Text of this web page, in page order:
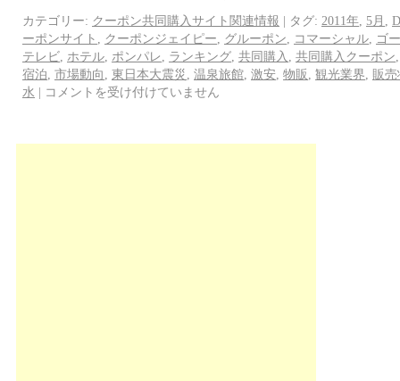
カテゴリー: クーポン共同購入サイト関連情報 | タグ: 2011年 5月
ーポンサイト
クーポンジェイピー グルーポン コマーシャル
ゴ
テレビ ホテル ポンパレ ランキング 共同購入 共同購入クーポン
宿泊 市場動向 東日本大震災 温泉旅館 激安 物販 観光業界
販
水 | コメントを受け付けていません